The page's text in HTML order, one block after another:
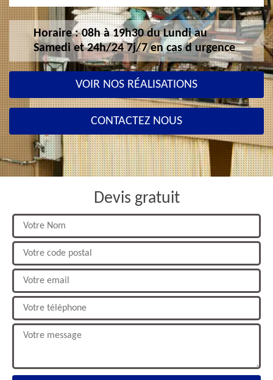
Horaire : 08h à 19h30 du Lundi au
Samedi et 24h/24 7j/7 en cas d urgence
VOIR NOS RÉALISATIONS
CONTACTEZ NOUS
Devis gratuit